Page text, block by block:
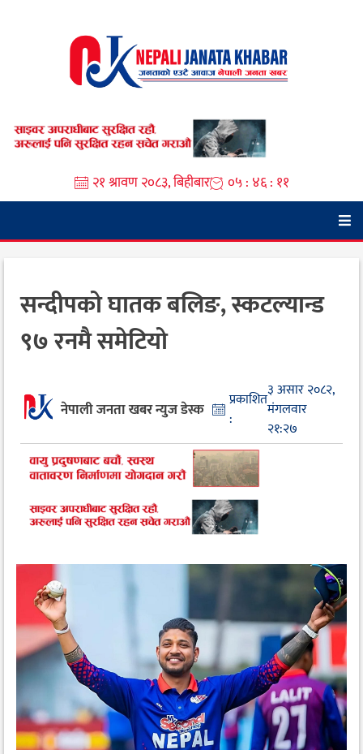
२१ श्रावण २०८३, बिहीबार ०५ : ४६ : ११
सन्दीपको घातक बलिङ, स्कटल्यान्ड
९७ रनमै समेटियो
नेपाली जनता खबर न्युज डेस्क
प्रकाशित
:
३ असार २०८२,
मंगलवार
२१:२७